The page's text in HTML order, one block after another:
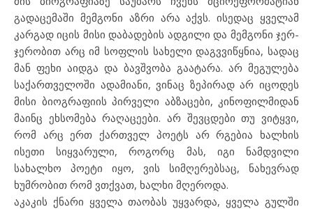
გადაცემაში მემგონი აზრი არა აქვს. ისედაც ყველამ
კარგად იცის მისი დაბადების ადგილი და მემგონი ჯერ-
ჯერობით არც იმ სოფლის სახელი დაგვვიწყნია, სადაც
მან ფეხი აიდგა და ბავშვობა გაატარა. არ მეგულება
საქართველოში ადამიანი, ვინაც ზეპირად არ იცოდეს
მისი ბიოგრაფიის პირველი აბზაცები, კინოფილმიდან
მაინც ეხსომება რაღაცეები. არ შევცდები თუ ვიტყვი,
რომ არც ერთ ქართველ პოეტს არ რგებია ხალხის
ისეთი სიყვარული, როგორც მას, იგი ნამდვილი
სახალხო პოეტი იყო, ვის სიმღერებსაც, ნახევრად
ხუმრობით რომ ვთქვათ, ხალხი მღეროდა.
აკაკის ქნარი ყველა თაობას უყვარდა, ყველა გულში